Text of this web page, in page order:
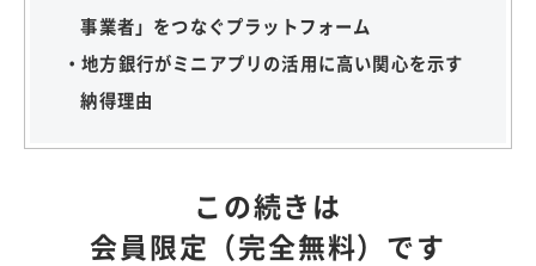
事業者」をつなぐプラットフォーム
・地方銀行がミニアプリの活用に高い関心を示す
納得理由
この続きは
会員限定（完全無料）です